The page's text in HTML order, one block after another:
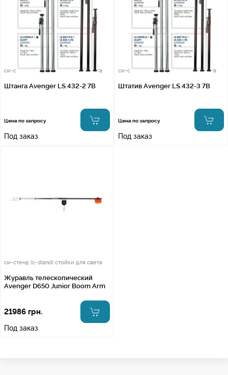
си-стенд (c-stand) стойки для света
Штанга Avenger LS.432-2 7B
Цена по запросу
Под заказ
си-стенд (c-stand) стойки для света
Штатив Avenger LS.432-3 7B
Цена по запросу
Под заказ
си-стенд (c-stand) стойки для света
Журавль телескопический
Avenger D650 Junior Boom Arm
21986 грн.
Под заказ